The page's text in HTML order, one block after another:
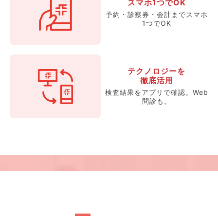
スマホ1つでOK
予約・診察券・会計までスマホ
1つでOK
テクノロジーを
徹底活用
検査結果をアプリで確認。Web
問診も。